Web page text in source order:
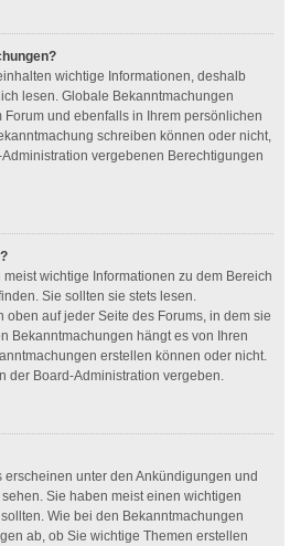
wichtige Informationen, deshalb
lesen. Globale Bekanntmachungen
und ebenfalls in Ihrem persönlichen
schreiben können oder nicht,
vergebenen Berechtigungen
wichtige Informationen zu dem Bereich
Sie sollten sie stets lesen.
auf jeder Seite des Forums, in dem sie
Bekanntmachungen hängt es von Ihren
erstellen können oder nicht.
der Board-Administration vergeben.
unter den Ankündigungen und
Sie haben meist einen wichtigen
Wie bei den Bekanntmachungen
ab, ob Sie wichtige Themen erstellen